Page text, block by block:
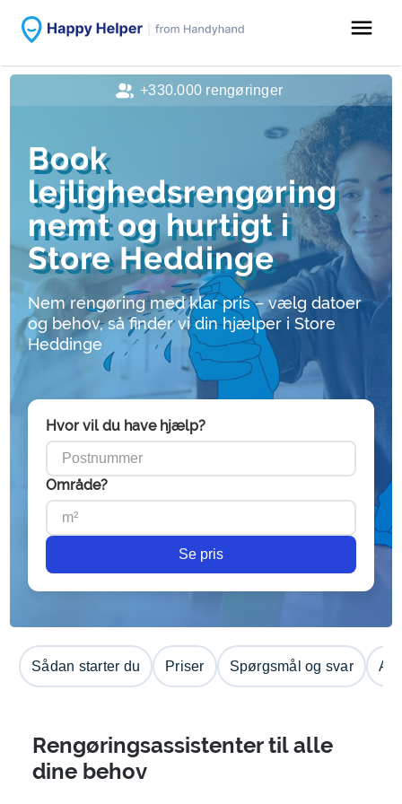
menu
Book
lejlighedsrengøring
nemt og hurtigt i
Store Heddinge
Nem rengøring med klar pris – vælg datoer
og behov, så finder vi din hjælper i Store
Heddinge
Hvor vil du have hjælp?
Område?
Se pris
Sådan starter du Priser Spørgsmål og svar
Rengøringsassistenter til alle
dine behov
+330.000 rengøringer